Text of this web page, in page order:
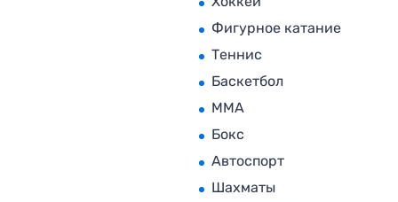
Фигурное катание
Теннис
Баскетбол
MMA
Бокс
Автоспорт
Шахматы